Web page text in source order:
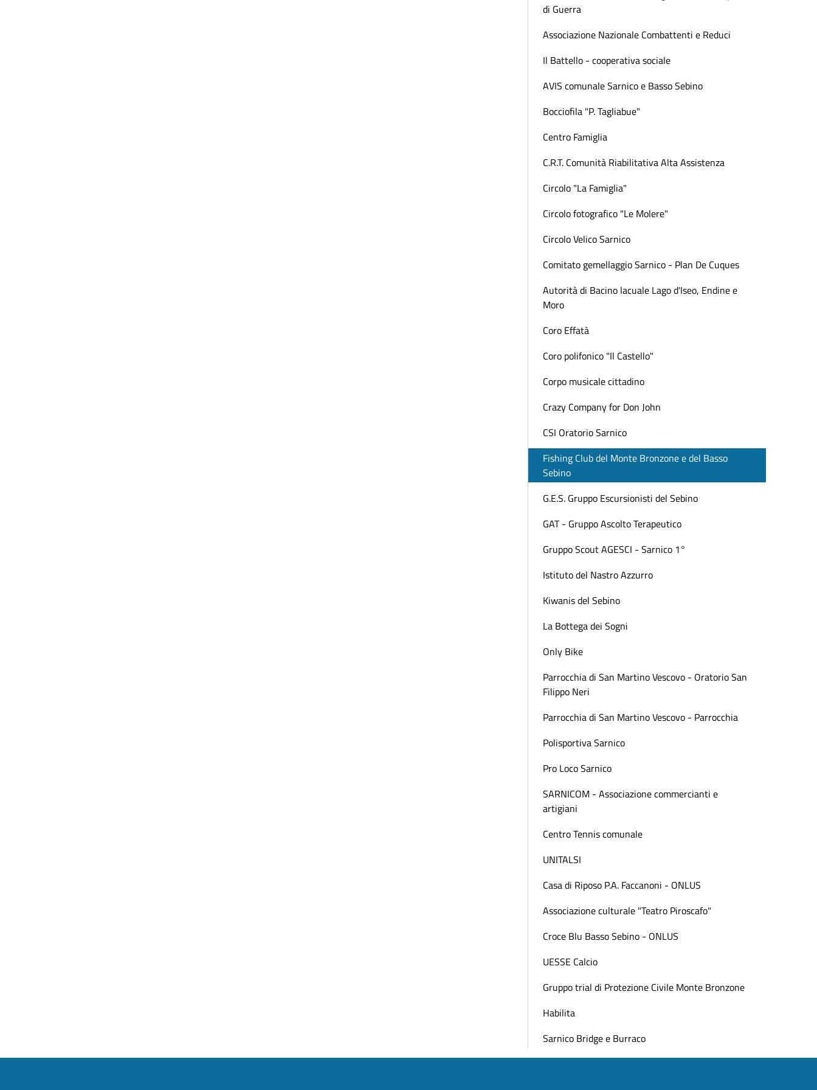
di Guerra
Associazione Nazionale Combattenti e Reduci
Il Battello - cooperativa sociale
AVIS comunale Sarnico e Basso Sebino
Bocciofila "P. Tagliabue"
Centro Famiglia
C.R.T. Comunità Riabilitativa Alta Assistenza
Circolo "La Famiglia"
Circolo fotografico "Le Molere"
Circolo Velico Sarnico
Comitato gemellaggio Sarnico - Plan De Cuques
Autorità di Bacino lacuale Lago d'Iseo, Endine e
Moro
Coro Effatà
Coro polifonico "Il Castello"
Corpo musicale cittadino
Crazy Company for Don John
CSI Oratorio Sarnico
Fishing Club del Monte Bronzone e del Basso
Sebino
G.E.S. Gruppo Escursionisti del Sebino
GAT - Gruppo Ascolto Terapeutico
Gruppo Scout AGESCI - Sarnico 1°
Istituto del Nastro Azzurro
Kiwanis del Sebino
La Bottega dei Sogni
Only Bike
Parrocchia di San Martino Vescovo - Oratorio San
Filippo Neri
Parrocchia di San Martino Vescovo - Parrocchia
Polisportiva Sarnico
Pro Loco Sarnico
SARNICOM - Associazione commercianti e
artigiani
Centro Tennis comunale
UNITALSI
Casa di Riposo P.A. Faccanoni - ONLUS
Associazione culturale "Teatro Piroscafo"
Croce Blu Basso Sebino - ONLUS
UESSE Calcio
Gruppo trial di Protezione Civile Monte Bronzone
Habilita
Sarnico Bridge e Burraco